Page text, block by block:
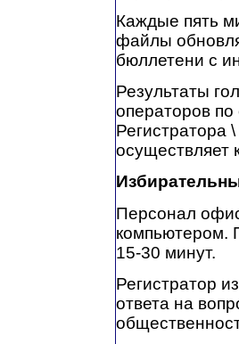
Каждые пять
файлы
бюллетени с
Результаты
операторов
Регистратора
осуществляет
Персонал
компьютером.
15-30 минут.
Регистратор
ответа на